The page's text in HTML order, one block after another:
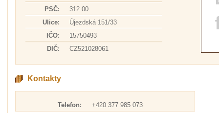
PSČ:
312 00
Ulice:
Újezdská 151/33
IČO:
15750493
DIČ:
CZ521028061
Kontakty
Telefon: +420 377 985 073